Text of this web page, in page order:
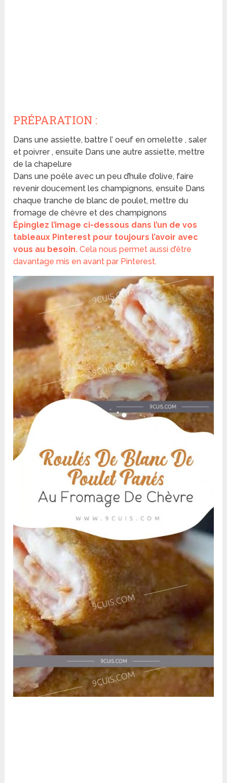
PRÉPARATION :
Dans une assiette, battre l’ oeuf en omelette , saler
et poivrer , ensuite Dans une autre assiette, mettre
de la chapelure
Dans une poêle avec un peu d’huile d’olive, faire
revenir doucement les champignons, ensuite Dans
chaque tranche de blanc de poulet, mettre du
fromage de chèvre et des champignons
Épinglez l’image ci-dessous dans l’un de vos
tableaux Pinterest pour toujours l’avoir avec
vous au besoin.Cela nous permet aussi d’être
davantage mis en avant par Pinterest.